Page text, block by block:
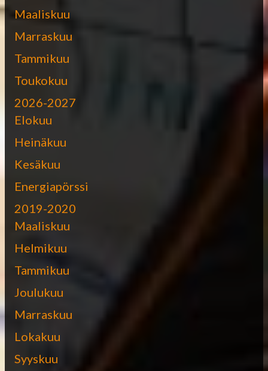
Maaliskuu
Marraskuu
Tammikuu
Toukokuu
2026-2027
Elokuu
Heinäkuu
Kesäkuu
Energiapörssi
2019-2020
Maaliskuu
Helmikuu
Tammikuu
Joulukuu
Marraskuu
Lokakuu
Syyskuu